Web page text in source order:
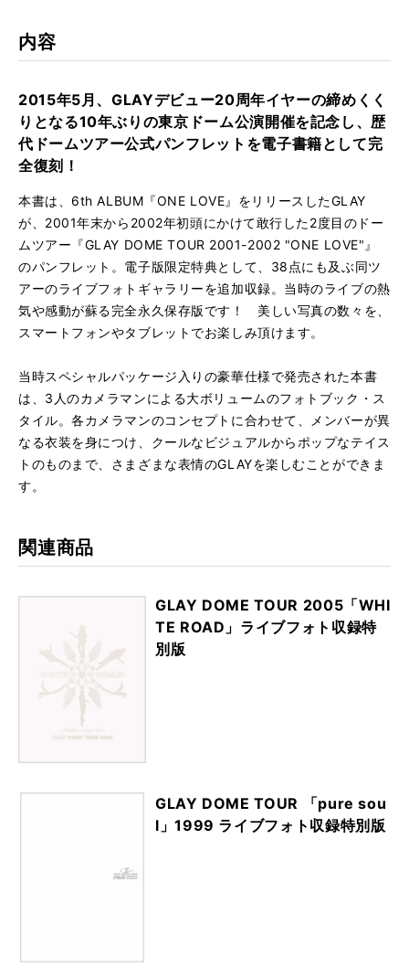
内容
2015年5月、GLAYデビュー20周年イヤーの締めくく
りとなる10年ぶりの東京ドーム公演開催を記念し、歴
代ドームツアー公式パンフレットを電子書籍として完
全復刻！
本書は、6th ALBUM『ONE LOVE』をリリースしたGLAY
が、2001年末から2002年初頭にかけて敢行した2度目のドー
ムツアー『GLAY DOME TOUR 2001-2002 "ONE LOVE"』
のパンフレット。電子版限定特典として、38点にも及ぶ同ツ
アーのライブフォトギャラリーを追加収録。当時のライブの熱
気や感動が蘇る完全永久保存版です！ 美しい写真の数々を、
スマートフォンやタブレットでお楽しみ頂けます。
当時スペシャルパッケージ入りの豪華仕様で発売された本書
は、3人のカメラマンによる大ボリュームのフォトブック・ス
タイル。各カメラマンのコンセプトに合わせて、メンバーが異
なる衣装を身につけ、クールなビジュアルからポップなテイス
トのものまで、さまざまな表情のGLAYを楽しむことができま
す。
関連商品
GLAY DOME TOUR 2005「WHI
TE ROAD」ライブフォト収録特
別版
GLAY DOME TOUR 「pure sou
l」1999 ライブフォト収録特別版